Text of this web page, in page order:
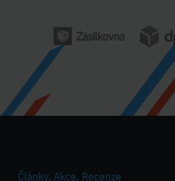
Články, Akce, Recenze